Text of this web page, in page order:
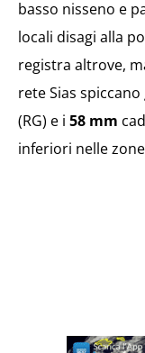
basso nisseno e
locali disagi alla
registra altrove,
rete Sias
(RG) e i 58 mm
inferiori nelle